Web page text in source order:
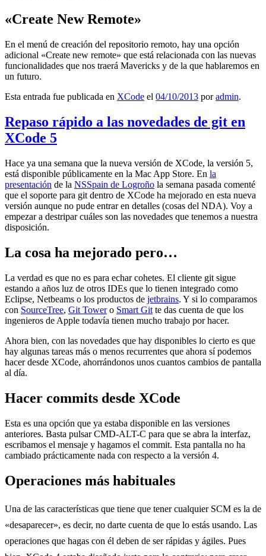
«Create New Remote»
En el menú de creación del repositorio remoto, hay una opción
adicional «Create new remote» que está relacionada con las nuevas
funcionalidades que nos traerá Mavericks y de la que hablaremos en
un futuro.
Esta entrada fue publicada en XCode el 04/10/2013 poradmin.
Repaso rápido a las novedades de git en
XCode 5
Hace ya una semana que la nueva versión de XCode, la versión 5,
está disponible públicamente en la Mac App Store. En la
presentación de la NSSpain de Logroño la semana pasada comenté
que el soporte para git dentro de XCode ha mejorado en esta nueva
versión aunque no pude entrar en detalles (cosas del NDA). Voy a
empezar a destripar cuáles son las novedades que tenemos a nuestra
disposición.
La cosa ha mejorado pero…
La verdad es que no es para echar cohetes. El cliente git sigue
estando a años luz de otros IDEs que lo tienen integrado como
Eclipse, Netbeams o los productos de jetbrains. Y si lo comparamos
con SourceTree, Git Towero Smart Git te das cuenta de que los
ingenieros de Apple todavía tienen mucho trabajo por hacer.
Ahora bien, con las novedades que hay disponibles lo cierto es que
hay algunas tareas más o menos recurrentes que ahora sí podemos
hacer desde XCode, ahorrándonos unos cuantos cambios de pantalla
al día.
Hacer commits desde XCode
Esta es una opción que ya estaba disponible en las versiones
anteriores. Basta pulsar CMD-ALT-C para que se abra la interfaz,
escribamos el mensaje y hagamos el commit. Esta pantalla no ha
cambiado prácticamente nada con respecto a la versión 4.
Operaciones más habituales
Una de las características que tiene que tener cualquier SCM es la de
«desaparecer», es decir, no darte cuenta de que lo estás usando. Las
operaciones que hagas con él deben de ser rápidas y ágiles. Pues